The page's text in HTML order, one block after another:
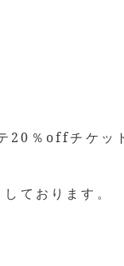
20％offチケッ
ております。